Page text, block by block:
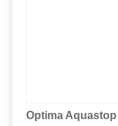
Optima Aquastop